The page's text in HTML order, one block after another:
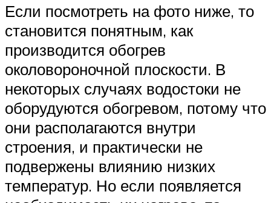
Если посмотреть на фото ниже, то
становится понятным, как
производится обогрев
околовороночной плоскости. В
некоторых случаях водостоки не
оборудуются обогревом, потому что
они располагаются внутри
строения, и практически не
подвержены влиянию низких
температур. Но если появляется